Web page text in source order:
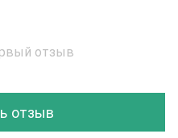
отзыв
отзыв